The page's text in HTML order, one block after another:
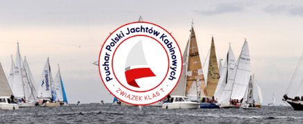
treści